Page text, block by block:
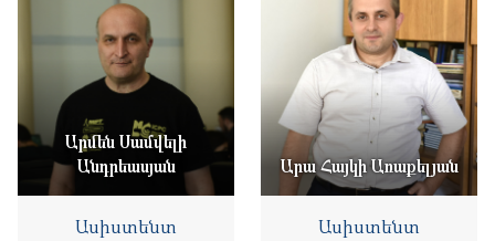
Արմեն Սամվելի
Անդրեասյան
Ասիստենտ
Արա Հայկի Առաքելյան
Ասիստենտ